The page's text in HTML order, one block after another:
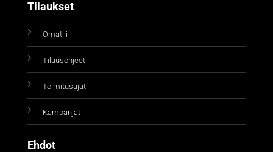
Tilaukset
Omatili
Tilausohjeet
Toimitusajat
Kampanjat
Ehdot